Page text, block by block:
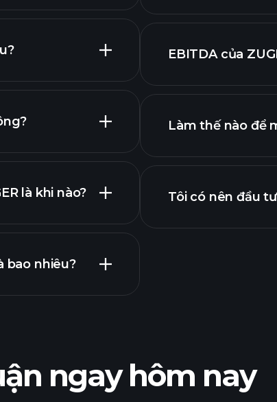
tôi
là khi nào?
lợi nhuận
bao nhiêu?
EBITDA của
Làm thế nào để
Tôi có nên đầu
Playtrade
ngay hôm nay